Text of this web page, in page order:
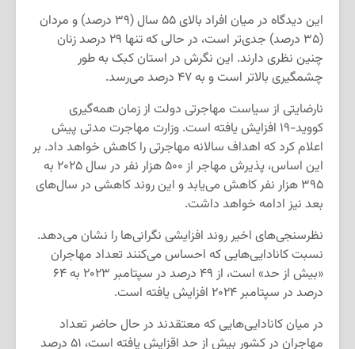
این دیدگاه در میان افراد بالای ۵۵ سال (۳۹ درصد) و مردان
(۳۵ درصد) جدی‌‌تر است، در حالی که تنها ۲۹ درصد زنان
چنین نظری دارند. این نگرش در استان کبک به طور
چشمگیری بالاتر است و به ۴۷ درصد می‌رسد.
نارضایتی از سیاست مهاجرتی دولت از زمان همه‌گیری
کووید-۱۹ افزایش یافته است. وزارت مهاجرت مدتی پیش
اعلام کرد که اهداف سالانه مهاجرتی را کاهش خواهد داد. بر
این اساس، پذیرش مهاجر از ۵۰۰ هزار نفر در سال ۲۰۲۵ به
۳۹۵ هزار نفر کاهش می‌یابد و این روند کاهشی در سال‌های
بعد نیز ادامه خواهد داشت.
نظرسنجی‌های اخیر روند افزایشی نگرانی‌ها را نشان می‌دهد.
نسبت کانادایی‌هایی که احساس می‌کنند تعداد مهاجران
«بیش از حد» است، از ۴۹ درصد در سپتامبر ۲۰۲۳ به ۶۴
درصد در سپتامبر ۲۰۲۴ افزایش یافته است.
در میان کانادایی‌هایی که معتقدند در حال حاضر تعداد
مهاجران در کشور بیش از حد اقزایش یافته است، ۵۱ درصد